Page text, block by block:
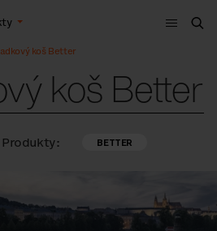
Menu
koš Better
koš Better
Produkty: BETTER